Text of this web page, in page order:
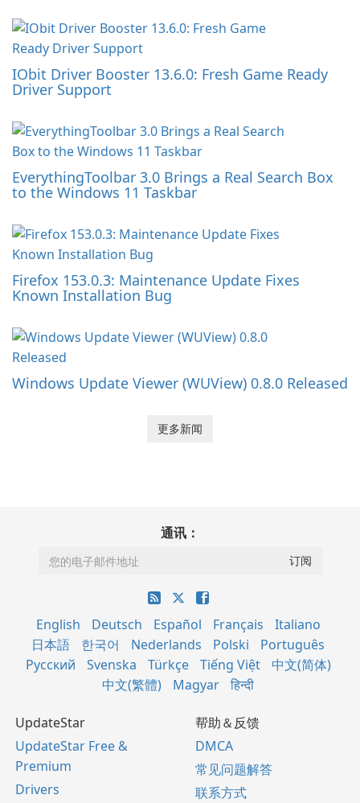
IObit Driver Booster 13.6.0: Fresh Game Ready
Driver Support
EverythingToolbar 3.0 Brings a Real Search Box
to the Windows 11 Taskbar
Firefox 153.0.3: Maintenance Update Fixes
Known Installation Bug
Windows Update Viewer (WUView) 0.8.0 Released
更多新闻
通讯：
English Deutsch Español Français
Italiano
日本語
한국어 Nederlands Polski
Português
Русский
Svenska Türkçe Tiếng Việt
中文(简体)
中文(繁體)
Magyar हिन्दी
UpdateStar
UpdateStar Free &
Premium
Drivers
帮助＆反馈
DMCA
常见问题解答
联系方式